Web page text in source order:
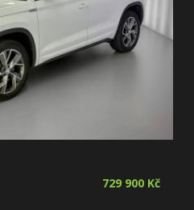
729 900 Kč